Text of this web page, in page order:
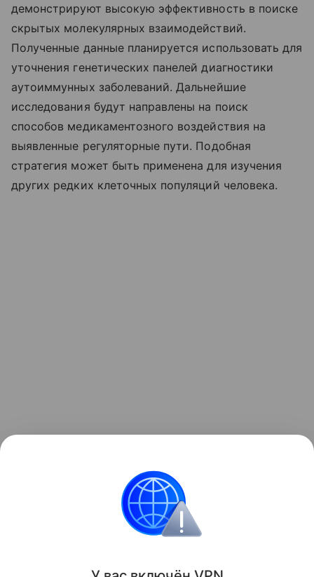
демонстрируют высокую эффективность в поиске
скрытых молекулярных взаимодействий.
Полученные данные планируется использовать для
уточнения генетических панелей диагностики
аутоиммунных заболеваний. Дальнейшие
исследования будут направлены на поиск
способов медикаментозного воздействия на
выявленные регуляторные пути. Подобная
стратегия может быть применена для изучения
других редких клеточных популяций человека.
обнаружилив ДНК человека гены
двух неизвестных вымерших линий.